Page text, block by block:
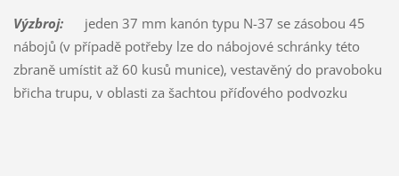
Výzbroj:jeden 37 mm kanón typu N-37 se zásobou 45
nábojů (v případě potřeby lze do nábojové schránky této
zbraně umístit až 60 kusů munice), vestavěný do pravoboku
břicha trupu, v oblasti za šachtou příďového podvozku